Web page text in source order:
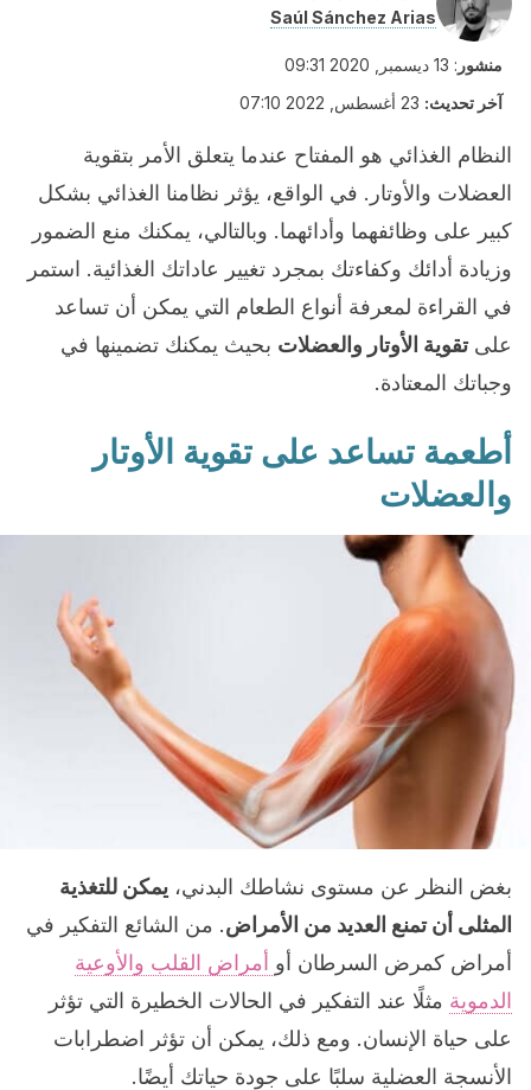
Saúl Sánchez Arias
منشور : 13 ديسمبر, 2020 09:31
آخر تحديث: 23 أغسطس, 2022 07:10
النظام الغذائي هو المفتاح عندما يتعلق الأمر بتقوية
العضلات والأوتار. في الواقع، يؤثر نظامنا الغذائي بشكل
كبير على وظائفهما وأدائهما. وبالتالي، يمكنك منع الضمور
وزيادة أدائك وكفاءتك بمجرد تغيير عاداتك الغذائية. استمر
في القراءة لمعرفة أنواع الطعام التي يمكن أن تساعد
علىتقوية الأوتار والعضلات بحيث يمكنك تضمينها في
وجباتك المعتادة.
أطعمة تساعد على تقوية الأوتار
والعضلات
بغض النظر عن مستوى نشاطك البدني، يمكن للتغذية
المثلى أن تمنع العديد من الأمراض. من الشائع التفكير في
أمراض كمرض السرطان أو أمراض القلب والأوعية
الدموية مثلًا عند التفكير في الحالات الخطيرة التي تؤثر
على حياة الإنسان. ومع ذلك، يمكن أن تؤثر اضطرابات
الأنسجة العضلية سلبًا على جودة حياتك أيضًا.